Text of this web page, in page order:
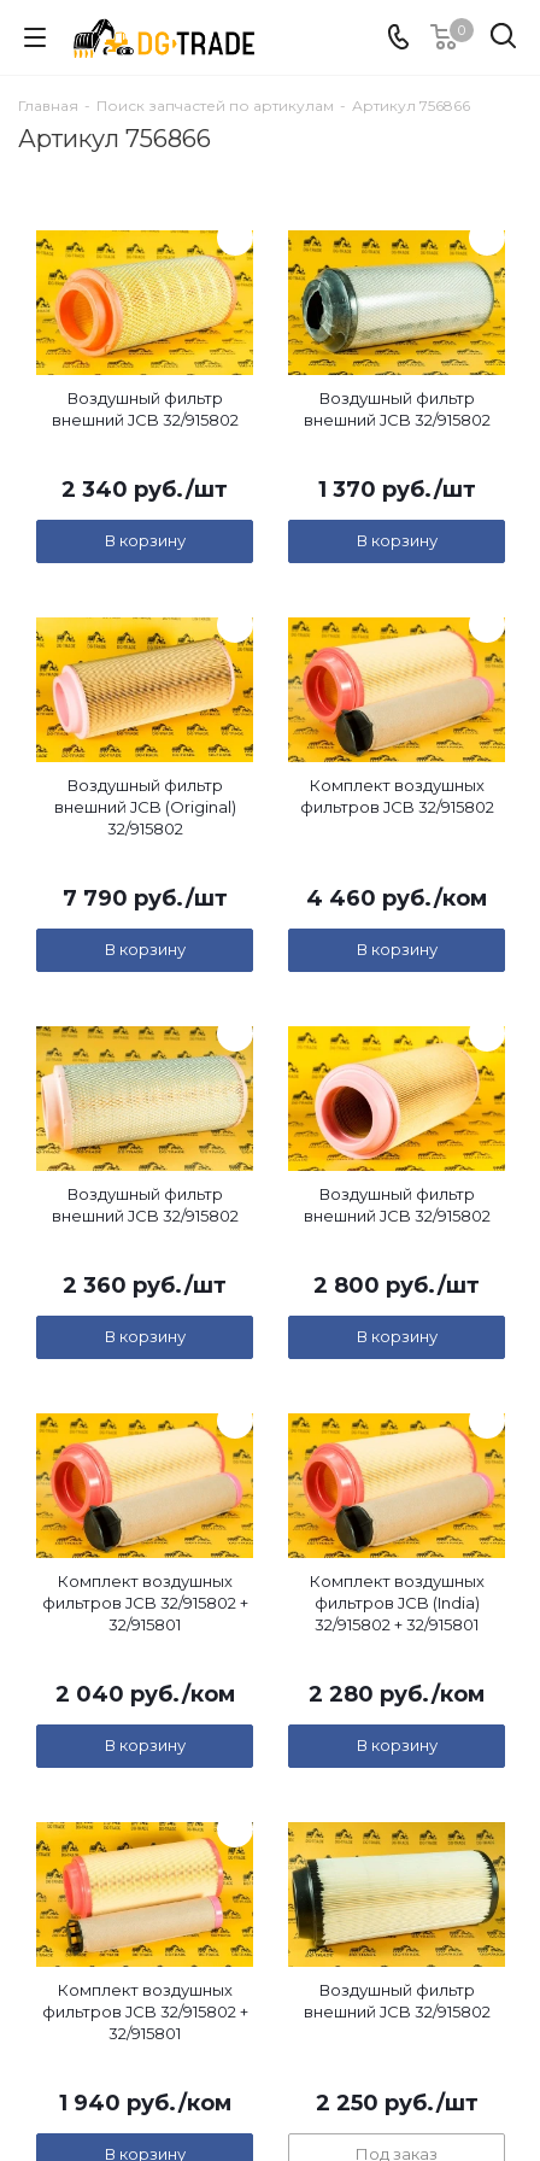
0
Главная - Поиск запчастей по артикулам - Артикул 756866
Артикул 756866
Воздушный фильтр
внешний JCB 32/915802
2 340 руб./шт
В корзину
Воздушный фильтр
внешний JCB 32/915802
1 370 руб./шт
В корзину
Воздушный фильтр
внешний JCB (Original)
32/915802
7 790 руб./шт
В корзину
Комплект воздушных
фильтров JCB 32/915802
4 460 руб./ком
В корзину
Воздушный фильтр
внешний JCB 32/915802
2 360 руб./шт
В корзину
Воздушный фильтр
внешний JCB 32/915802
2 800 руб./шт
В корзину
Комплект воздушных
фильтров JCB 32/915802 +
32/915801
2 040 руб./ком
В корзину
Комплект воздушных
фильтров JCB (India)
32/915802 + 32/915801
2 280 руб./ком
В корзину
Комплект воздушных
фильтров JCB 32/915802 +
32/915801
1 940 руб./ком
В корзину
Воздушный фильтр
внешний JCB 32/915802
2 250 руб./шт
Под заказ